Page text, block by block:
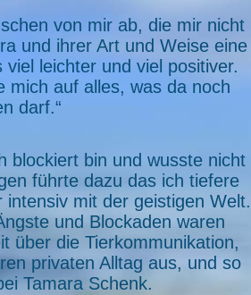
von mir ab, die mir nicht
und ihrer Art und Weise eine
leichter und viel positiver.
mich auf alles, was da noch
darf.“
blockiert bin und wusste nicht
führte dazu das ich tiefere
mit der geistigen Welt.
und Blockaden waren
über die Tierkommunikation,
privaten Alltag aus, und so
Tamara Schenk.